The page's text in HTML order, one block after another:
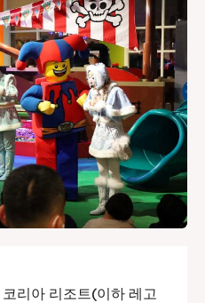
리아 리조트(이하 레고